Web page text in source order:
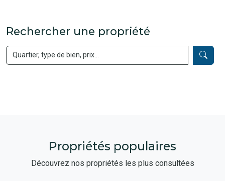
Rechercher une propriété
Propriétés populaires
Découvrez nos propriétés les plus consultées